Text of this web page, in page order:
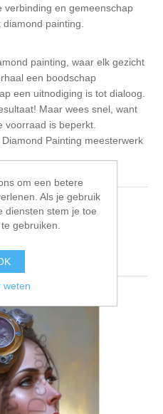
verbinding en gemeenschap
painting.
painting, waar elk gezicht
een boodschap
een uitnodiging is tot dialoog.
Maar wees snel, want
voorraad is beperkt.
Painting meesterwerk
om een betere
Als je gebruik
diensten stem je toe
gebruiken.
weten